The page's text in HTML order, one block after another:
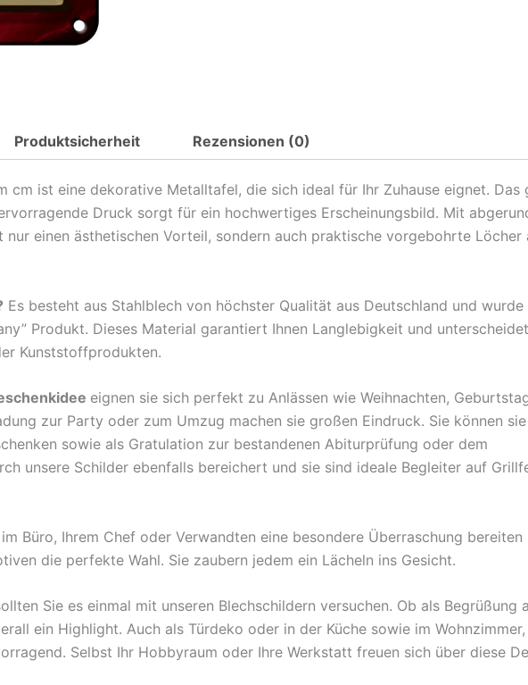
Produktsicherheit Rezensionen (0)
ist eine dekorative Metalltafel, die sich ideal für Ihr Zuhause eignet. Das
Druck sorgt für ein hochwertiges Erscheinungsbild. Mit
einen ästhetischen Vorteil, sondern auch praktische vorgebohrte Löcher
Es besteht aus Stahlblech von höchster Qualität aus Deutschland und wurde
Produkt. Dieses Material garantiert Ihnen Langlebigkeit und
Kunststoffprodukten.
eignen sie sich perfekt zu Anlässen wie Weihnachten,
zur Party oder zum Umzug machen sie großen Eindruck. Sie können
sowie als Gratulation zur bestandenen Abiturprüfung oder dem
unsere Schilder ebenfalls bereichert und sie sind ideale Begleiter auf
Büro, Ihrem Chef oder Verwandten eine besondere Überraschung bereiten
die perfekte Wahl. Sie zaubern jedem ein Lächeln ins Gesicht.
Sie es einmal mit unseren Blechschildern versuchen. Ob als Begrüßung
ein Highlight. Auch als Türdeko oder in der Küche sowie im Wohnzimmer,
Selbst Ihr Hobbyraum oder Ihre Werkstatt freuen sich über diese